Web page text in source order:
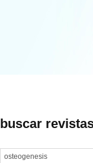
buscar